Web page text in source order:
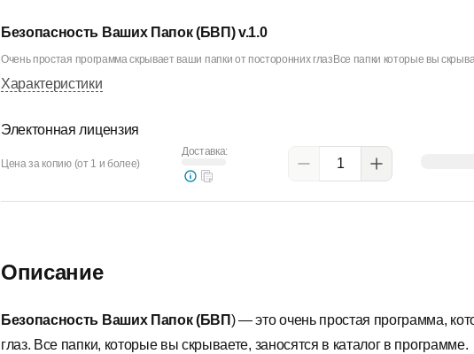
Описание
Безопасность Ваших Папок (БВП) — это очень простая программа,
глаз. Все папки, которые вы скрываете, заносятся в каталог в программе.
Безопасность Ваших Папок (БВП) v.1.0
Очень простая программа скрывает ваши папки от посторонних глазВсе папки которые вы
Характеристики
Электонная лицензия
Цена за копию (от 1 и более)
Доставка: